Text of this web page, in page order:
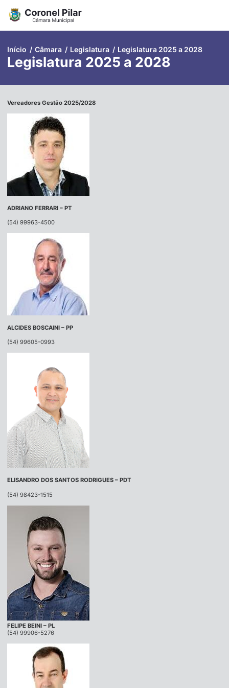
para
Início / Câmara / Legislatura / Legislatura 2025 a 2028
Legislatura 2025 a 2028
Vereadores Gestão 2025/2028
ADRIANO FERRARI – PT
(54) 99963-4500
ALCIDES BOSCAINI – PP
(54) 99605-0993
ELISANDRO DOS SANTOS RODRIGUES – PDT
(54) 98423-1515
FELIPE BEINI – PL
(54) 99906-5276